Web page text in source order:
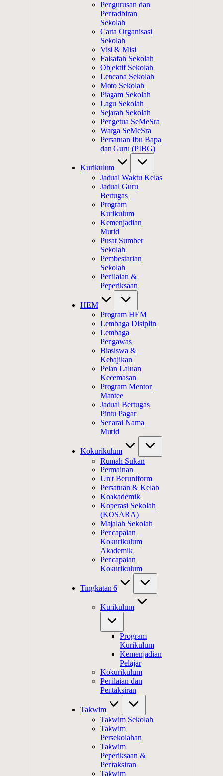
Pengurusan dan
Pentadbiran
Sekolah
Carta Organisasi
Sekolah
Visi & Misi
Falsafah Sekolah
Objektif Sekolah
Lencana Sekolah
Moto Sekolah
Piagam Sekolah
Lagu Sekolah
Sejarah Sekolah
Pengetua SeMeSra
Warga SeMeSra
Persatuan Ibu Bapa
dan Guru (PIBG)
Kurikulum
Jadual Waktu Kelas
Jadual Guru
Bertugas
Program
Kurikulum
Kemenjadian
Murid
Pusat Sumber
Sekolah
Pembestarian
Sekolah
Penilaian &
Peperiksaan
HEM
Program HEM
Lembaga Disiplin
Lembaga
Pengawas
Biasiswa &
Kebajikan
Pelan Laluan
Kecemasan
Program Mentor
Mantee
Jadual Bertugas
Pintu Pagar
Senarai Nama
Murid
Kokurikulum
Rumah Sukan
Permainan
Unit Beruniform
Persatuan & Kelab
Koakademik
Koperasi Sekolah
(KOSARA)
Majalah Sekolah
Pencapaian
Kokurikulum
Akademik
Pencapaian
Kokurikulum
Tingkatan 6
Kurikulum
Program
Kurikulum
Kemenjadian
Pelajar
Kokurikulum
Penilaian dan
Pentaksiran
Takwim
Takwim Sekolah
Takwim
Persekolahan
Takwim
Peperiksaan &
Pentaksiran
Takwim